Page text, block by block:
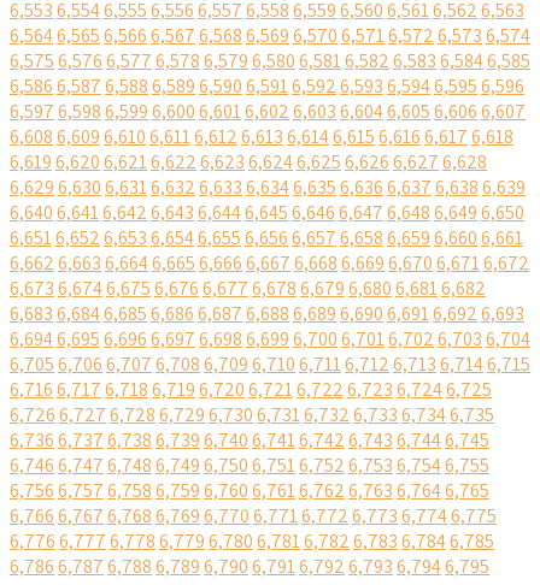
6,5536,5546,5556,5566,5576,5586,5596,5606,5616,5626,563
6,5646,5656,5666,5676,5686,5696,5706,5716,5726,5736,574
6,5756,5766,5776,5786,5796,5806,5816,5826,5836,5846,585
6,5866,5876,5886,5896,5906,5916,5926,5936,5946,5956,596
6,5976,5986,5996,6006,6016,6026,6036,6046,6056,6066,607
6,6086,6096,6106,6116,6126,6136,6146,6156,6166,6176,618
6,6196,6206,6216,6226,6236,6246,6256,6266,6276,628
6,6296,6306,6316,6326,6336,6346,6356,6366,6376,6386,639
6,6406,6416,6426,6436,6446,6456,6466,6476,6486,6496,650
6,6516,6526,6536,6546,6556,6566,6576,6586,6596,6606,661
6,6626,6636,6646,6656,6666,6676,6686,6696,6706,6716,672
6,6736,6746,6756,6766,6776,6786,6796,6806,6816,682
6,6836,6846,6856,6866,6876,6886,6896,6906,6916,6926,693
6,6946,6956,6966,6976,6986,6996,7006,7016,7026,7036,704
6,7056,7066,7076,7086,7096,7106,7116,7126,7136,7146,715
6,7166,7176,7186,7196,7206,7216,7226,7236,7246,725
6,7266,7276,7286,7296,7306,7316,7326,7336,7346,735
6,7366,7376,7386,7396,7406,7416,7426,7436,7446,745
6,7466,7476,7486,7496,7506,7516,7526,7536,7546,755
6,7566,7576,7586,7596,7606,7616,7626,7636,7646,765
6,7666,7676,7686,7696,7706,7716,7726,7736,7746,775
6,7766,7776,7786,7796,7806,7816,7826,7836,7846,785
6,7866,7876,7886,7896,7906,7916,7926,7936,7946,795